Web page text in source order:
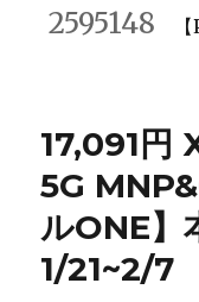
2595148 【
17,091円
5G
ルONE】
1/21~2/7